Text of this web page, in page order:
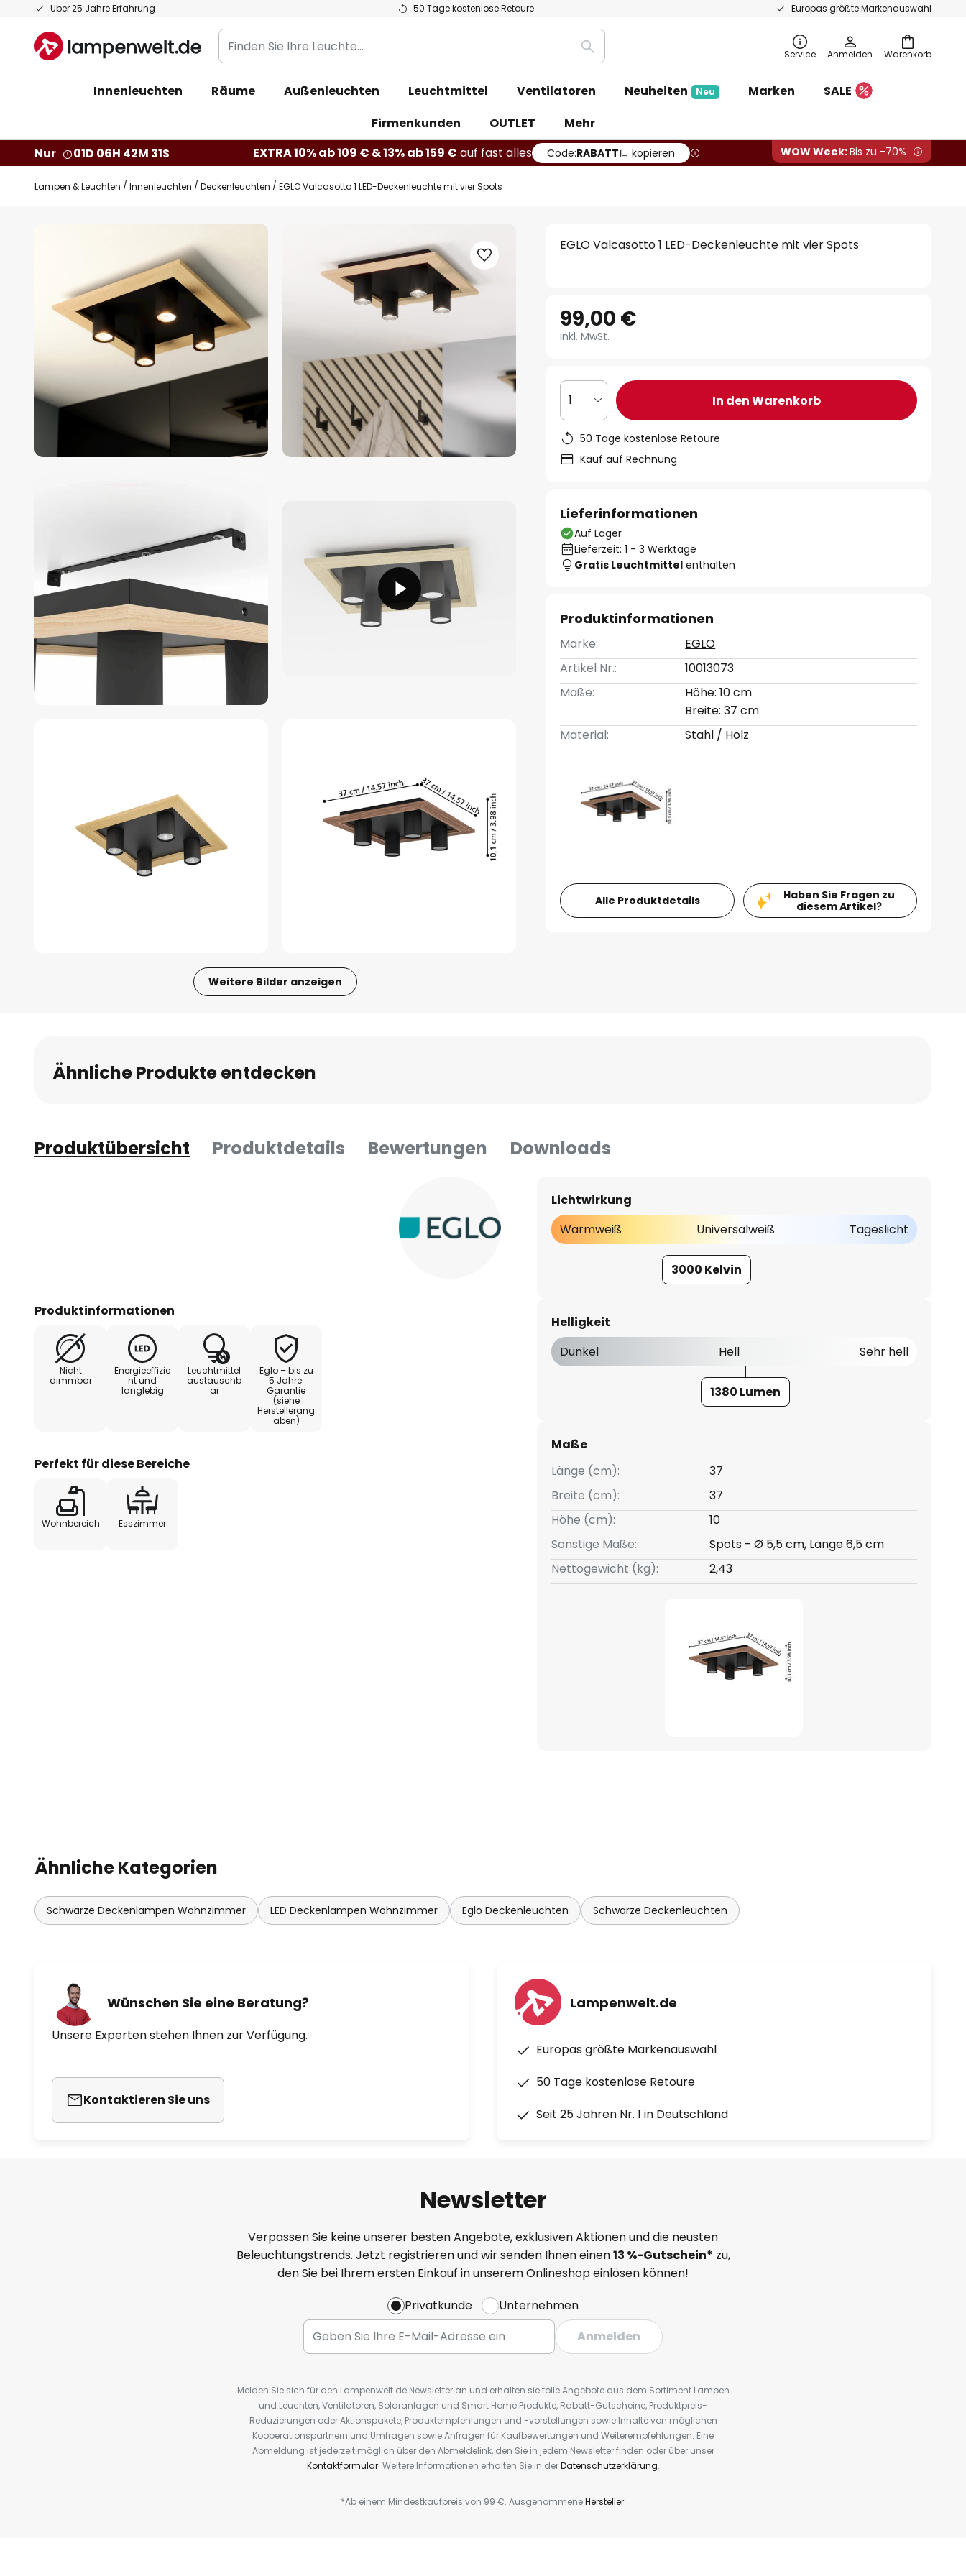
Über 25 Jahre Erfahrung 50 Tage kostenlose Retoure Europas größte Markenauswahl
Zum
springen
Warenkorb
Finden
Sie
Leuchte...
Suche Service Anmelden
Innenleuchten Räume Außenleuchten Leuchtmittel Ventilatoren Neuheiten Neu Marken
SALE
Firmenkunden
OUTLET
Mehr
Nur
01D 06H 42M 30S EXTRA 10% ab 109 € & 13% ab 159 € auf fast alles Code:RABATT kopieren WOW Week:Bis zu -70%
Lampen & Leuchten Innenleuchten Deckenleuchten EGLO Valcasotto 1 LED-Deckenleuchte mit vier Spots
Bildgalerie
springen
Weitere Bilder anzeigen
Bildgalerie
springen
EGLO Valcasotto 1 LED-Deckenleuchte mit vier Spots
99,00 €
inkl. MwSt.
1 In den Warenkorb
50 Tage kostenlose Retoure
Kauf auf Rechnung
Lieferinformationen
Auf Lager
Lieferzeit: 1 - 3 Werktage
Gratis Leuchtmittel enthalten
Produktinformationen
Marke:
EGLO
Artikel Nr.:
10013073
Maße:
Höhe: 10 cm
Breite: 37 cm
Material:
Stahl / Holz
Alle Produktdetails
Haben Sie Fragen zu
diesem Artikel?
Ähnliche Produkte entdecken
Produktübersicht Produktdetails Bewertungen Downloads
Produktinformationen
Nicht
dimmbar
Energieeffizie
nt und
langlebig
Leuchtmittel
austauschb
ar
Eglo – bis zu
5 Jahre
Garantie
(siehe
Herstellerang
aben)
Perfekt für diese Bereiche
Wohnbereich Esszimmer
Lichtwirkung
Warmweiß
Universalweiß Tageslicht
3000 Kelvin
Helligkeit
Dunkel
Hell Sehr hell
1380 Lumen
Maße
Länge (cm):
37
Breite (cm):
37
Höhe (cm):
10
Sonstige Maße:
Spots - Ø 5,5 cm, Länge 6,5 cm
Nettogewicht (kg):
2,43
Ähnliche Kategorien
Schwarze Deckenlampen Wohnzimmer LED Deckenlampen Wohnzimmer Eglo Deckenleuchten Schwarze Deckenleuchten
Wünschen Sie eine Beratung?
Unsere Experten stehen Ihnen zur Verfügung.
Kontaktieren Sie uns
Lampenwelt.de
Europas größte Markenauswahl
50 Tage kostenlose Retoure
Seit 25 Jahren Nr. 1 in Deutschland
Newsletter
Verpassen Sie keine unserer besten Angebote, exklusiven Aktionen und die neusten
Beleuchtungstrends. Jetzt registrieren und wir senden Ihnen einen13 %-Gutschein* zu,
den Sie bei Ihrem ersten Einkauf in unserem Onlineshop einlösen können!
Privatkunde
Unternehmen
Anmelden
Melden Sie sich für den Lampenwelt.de Newsletter an und erhalten sie tolle Angebote aus dem Sortiment Lampen
und Leuchten, Ventilatoren, Solaranlagen und Smart Home Produkte, Rabatt-Gutscheine, Produktpreis-
Reduzierungen oder Aktionspakete, Produktempfehlungen und -vorstellungen sowie Inhalte von möglichen
Kooperationspartnern und Umfragen sowie Anfragen für Kaufbewertungen und Weiterempfehlungen. Eine
Abmeldung ist jederzeit möglich über den Abmeldelink, den Sie in jedem Newsletter finden oder über unser
Kontaktformular. Weitere Informationen erhalten Sie in derDatenschutzerklärung.
*Ab einem Mindestkaufpreis von 99 €. AusgenommeneHersteller.